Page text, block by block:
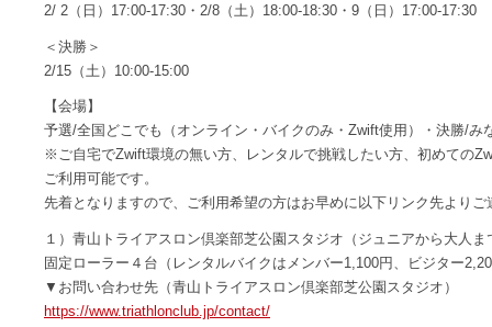
2/ 2（日）17:00-17:30・2/8（土）18:00-18:30・9（日）17:00-17:30
＜決勝＞
2/15（土）10:00-15:00
【会場】
予選/全国どこでも（オンライン・バイクのみ・Zwift使用）・決勝/み
※ご自宅でZwift環境の無い方、レンタルで挑戦したい方、初めての
ご利用可能です。
先着となりますので、ご利用希望の方はお早めに以下リンク先よりご
１）青山トライアスロン倶楽部芝公園スタジオ（ジュニアから大人
固定ローラー４台（レンタルバイクはメンバー1,100円、ビジター
▼お問い合わせ先（青山トライアスロン倶楽部芝公園スタジオ）
https://www.triathlonclub.jp/contact/